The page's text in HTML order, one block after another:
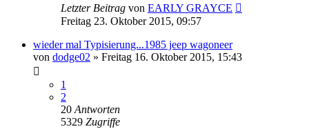
Letzter Beitrag von EARLY GRAYCE
Freitag 23. Oktober 2015, 09:57
wieder mal Typisierung...1985 jeep wagoneer
von dodge02 » Freitag 16. Oktober 2015, 15:43
1
2
20 Antworten
5329 Zugriffe